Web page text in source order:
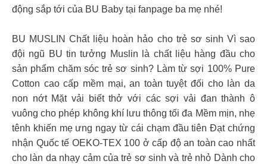
động sắp tới của BU Baby tại fanpage ba mẹ nhé!
BU MUSLIN Chất liệu hoàn hảo cho trẻ sơ sinh Vì sao
đội ngũ BU tin tưởng Muslin là chất liệu hàng đầu cho
sản phẩm chăm sóc trẻ sơ sinh? Làm từ sợi 100% Pure
Cotton cao cấp mềm mại, an toàn tuyệt đối cho làn da
non nớt Mặt vải biết thở với các sợi vải đan thành ô
vuông cho phép không khí lưu thông tối đa Mềm mịn, nhẹ
tênh khiến mẹ ưng ngay từ cái chạm đầu tiên Đạt chứng
nhận Quốc tế OEKO-TEX 100 ở cấp độ an toàn cao nhất
cho làn da nhạy cảm của trẻ sơ sinh và trẻ nhỏ Dành cho